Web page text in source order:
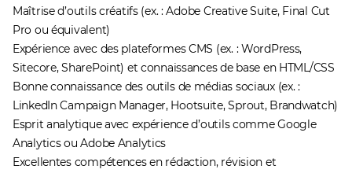
Maîtrise d’outils créatifs (ex. : Adobe Creative Suite, Final Cut
Pro ou équivalent)
Expérience avec des plateformes CMS (ex. : WordPress,
Sitecore, SharePoint) et connaissances de base en HTML/CSS
Bonne connaissance des outils de médias sociaux (ex. :
LinkedIn Campaign Manager, Hootsuite, Sprout, Brandwatch)
Esprit analytique avec expérience d’outils comme Google
Analytics ou Adobe Analytics
Excellentes compétences en rédaction, révision et